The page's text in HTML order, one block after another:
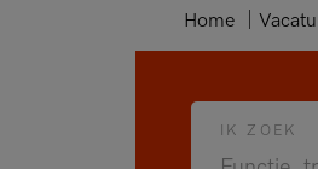
Home
IK ZOEK